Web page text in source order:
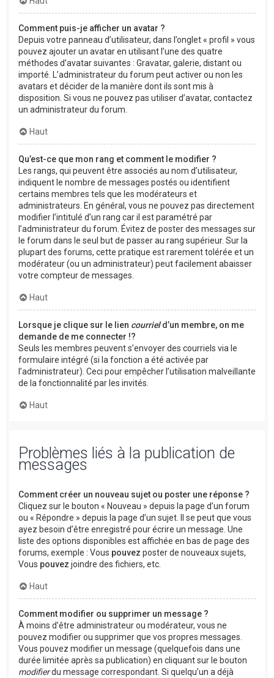
Comment puis-je afficher un avatar ?
Depuis votre panneau d’utilisateur, dans l’onglet « profil » vous
pouvez ajouter un avatar en utilisant l’une des quatre
méthodes d’avatar suivantes : Gravatar, galerie, distant ou
importé. L’administrateur du forum peut activer ou non les
avatars et décider de la manière dont ils sont mis à
disposition. Si vous ne pouvez pas utiliser d’avatar, contactez
un administrateur du forum.
Haut
Qu’est-ce que mon rang et comment le modifier ?
Les rangs, qui peuvent être associés au nom d’utilisateur,
indiquent le nombre de messages postés ou identifient
certains membres tels que les modérateurs et
administrateurs. En général, vous ne pouvez pas directement
modifier l’intitulé d’un rang car il est paramétré par
l’administrateur du forum. Évitez de poster des messages sur
le forum dans le seul but de passer au rang supérieur. Sur la
plupart des forums, cette pratique est rarement tolérée et un
modérateur (ou un administrateur) peut facilement abaisser
votre compteur de messages.
Haut
Lorsque je clique sur le lien courrield’un membre, on me
demande de me connecter !?
Seuls les membres peuvent s’envoyer des courriels via le
formulaire intégré (si la fonction a été activée par
l’administrateur). Ceci pour empêcher l’utilisation malveillante
de la fonctionnalité par les invités.
Haut
Problèmes liés à la publication de
messages
Comment créer un nouveau sujet ou poster une réponse ?
Cliquez sur le bouton « Nouveau » depuis la page d’un forum
ou « Répondre » depuis la page d’un sujet. Il se peut que vous
ayez besoin d’être enregistré pour écrire un message. Une
liste des options disponibles est affichée en bas de page des
forums, exemple : Vous pouvez poster de nouveaux sujets,
Vous pouvez joindre des fichiers, etc.
Haut
Comment modifier ou supprimer un message ?
À moins d’être administrateur ou modérateur, vous ne
pouvez modifier ou supprimer que vos propres messages.
Vous pouvez modifier un message (quelquefois dans une
durée limitée après sa publication) en cliquant sur le bouton
modifierdu message correspondant. Si quelqu’un a déjà